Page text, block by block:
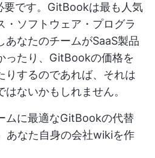
要です。GitBookは最も人気
・ソフトウェア・プログラ
あなたのチームがSaaS製品
ったり、GitBookの価格を
りするのであれば、それは
ないかもしれません。
ムに最適なGitBookの代替
あなた自身の会社wikiを作